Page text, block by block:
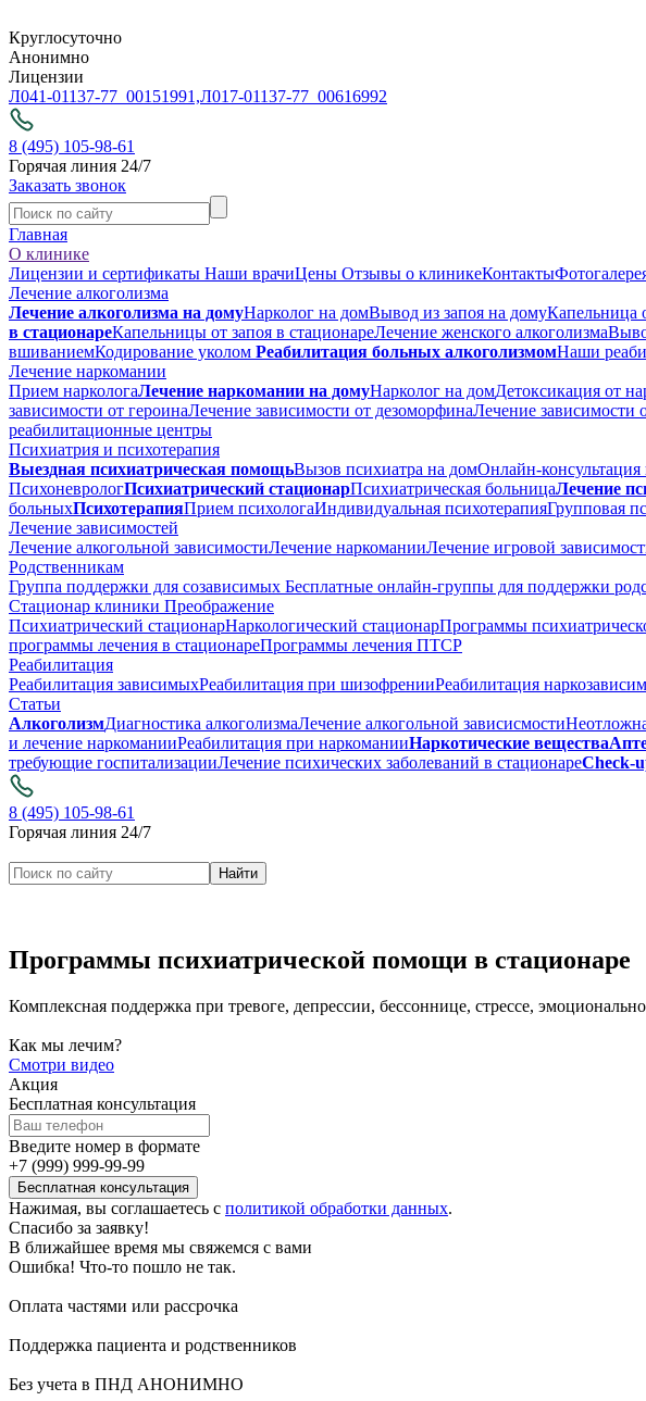
Круглосуточно
Анонимно
Лицензии
Л041-01137-77_00151991,Л017-01137-77_00616992
8 (495) 105-98-61
Горячая линия 24/7
Заказать звонок
Главная
О клинике
Лицензии и сертификаты Наши врачиЦены Отзывы о клиникеКонтакты
Лечение алкоголизма
Лечение алкоголизма на домуНарколог на домВывод из запоя на домуКапельница
в стационареКапельницы от запоя в стационареЛечение женского алкоголизма
вшиваниемКодирование уколом Реабилитация больных алкоголизмомНаши
Лечение наркомании
Прием наркологаЛечение наркомании на домуНарколог на домДетоксикация от
зависимости от героинаЛечение зависимости от дезоморфинаЛечение зависимости
реабилитационные центры
Психиатрия и психотерапия
Выездная психиатрическая помощьВызов психиатра на домОнлайн-консультация
ПсихоневрологПсихиатрический стационарПсихиатрическая больницаЛечение
больныхПсихотерапияПрием психологаИндивидуальная психотерапияГрупповая
Лечение зависимостей
Лечение алкогольной зависимостиЛечение наркоманииЛечение игровой
Родственникам
Группа поддержки для созависимых Бесплатные онлайн-группы для поддержки
Стационар клиники Преображение
Психиатрический стационарНаркологический стационарПрограммы
программы лечения в стационареПрограммы лечения ПТСР
Реабилитация
Реабилитация зависимыхРеабилитация при шизофренииРеабилитация
Статьи
АлкоголизмДиагностика алкоголизмаЛечение алкогольной зависисмости
и лечение наркоманииРеабилитация при наркоманииНаркотические вещества
требующие госпитализацииЛечение психических заболеваний в стационареCheck-
8 (495) 105-98-61
Горячая линия 24/7
Программы психиатрической помощи в стационаре
Комплексная поддержка при тревоге, депрессии, бессоннице, стрессе,
Как мы лечим?
Смотри видео
Акция
Бесплатная консультация
Введите номер в формате
+7 (999) 999-99-99
Нажимая, вы соглашаетесь с политикой обработки данных.
Спасибо за заявку!
В ближайшее время мы свяжемся с вами
Ошибка! Что-то пошло не так.
Оплата частями или рассрочка
Поддержка пациента и родственников
Без учета в ПНД АНОНИМНО